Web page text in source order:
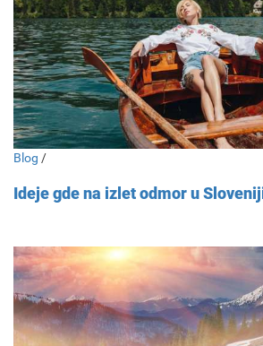
Blog /
Ideje gde na izlet odmor u